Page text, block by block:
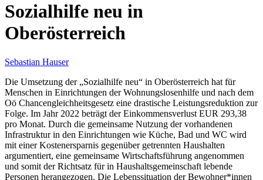
Sozialhilfe neu in
Oberösterreich
Sebastian Hauser
Die Umsetzung der „Sozialhilfe neu“ in Oberösterreich hat für
Menschen in Einrichtungen der Wohnungslosenhilfe und nach dem
Oö Chancengleichheitsgesetz eine drastische Leistungsreduktion zur
Folge. Im Jahr 2022 beträgt der Einkommensverlust EUR 293,38
pro Monat. Durch die gemeinsame Nutzung der vorhandenen
Infrastruktur in den Einrichtungen wie Küche, Bad und WC wird
mit einer Kostenersparnis gegenüber getrennten Haushalten
argumentiert, eine gemeinsame Wirtschaftsführung angenommen
und somit der Richtsatz für in Haushaltsgemeinschaft lebende
Personen herangezogen. Die Lebenssituation der Bewohner*innen